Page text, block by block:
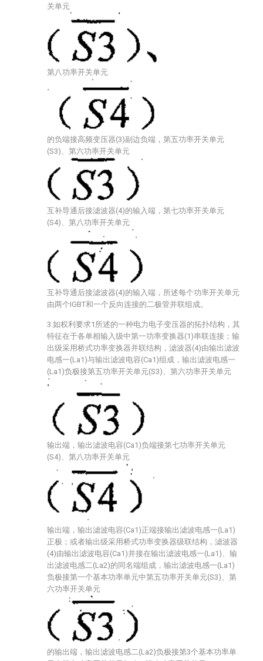
关单元
第八功率开关单元
的负端接高频变压器(3)副边负端，第五功率开关单元
(S3)、第六功率开关单元
互补导通后接滤波器(4)的输入端，第七功率开关单元
(S4)、第八功率开关单元
互补导通后接滤波器(4)的输入端，所述每个功率开关单元
由两个IGBT和一个反向连接的二极管并联组成。
3.如权利要求1所述的一种电力电子变压器的拓扑结构，其
特征在于各单相输入级中第一功率变换器(1)串联连接；输
出级采用桥式功率变换器并联结构，滤波器(4)由输出滤波
电感一(La1)与输出滤波电容(Ca1)组成，输出滤波电感一
(La1)负极接第五功率开关单元(S3)、第六功率开关单元
输出端，输出滤波电容(Ca1)负端接第七功率开关单元
(S4)、第八功率开关单元
输出端，输出滤波电容(Ca1)正端接输出滤波电感一(La1)
正极；或者输出级采用桥式功率变换器级联结构，滤波器
(4)由输出滤波电容(Ca1)并接在输出滤波电感一(La1)、输
出滤波电感二(La2)的同名端组成，输出滤波电感一(La1)
负极接第一个基本功率单元中第五功率开关单元(S3)、第
六功率开关单元
的输出端，输出滤波电感二(La2)负极接第3个基本功率单